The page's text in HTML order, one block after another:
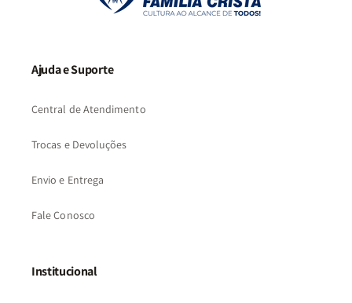
Ajuda e Suporte
Central de Atendimento
Trocas e Devoluções
Envio e Entrega
Fale Conosco
Institucional